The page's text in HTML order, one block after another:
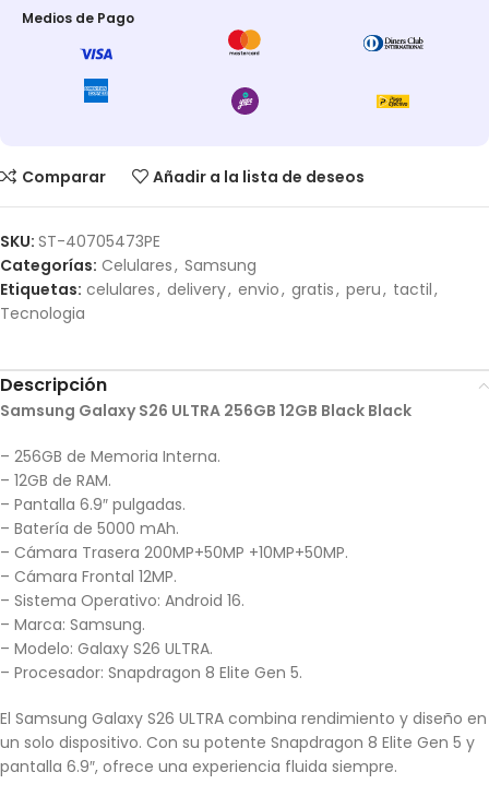
Medios de Pago
Comparar Añadir a la lista de deseos
SKU: ST-40705473PE
Categorías: Celulares, Samsung
Etiquetas: celulares, delivery, envio, gratis, peru, tactil,
Tecnologia
Descripción
Samsung Galaxy S26 ULTRA 256GB 12GB Black Black
– 256GB de Memoria Interna.
– 12GB de RAM.
– Pantalla 6.9″ pulgadas.
– Batería de 5000 mAh.
– Cámara Trasera 200MP+50MP +10MP+50MP.
– Cámara Frontal 12MP.
– Sistema Operativo: Android 16.
– Marca: Samsung.
– Modelo: Galaxy S26 ULTRA.
– Procesador: Snapdragon 8 Elite Gen 5.
El Samsung Galaxy S26 ULTRA combina rendimiento y diseño en
un solo dispositivo. Con su potente Snapdragon 8 Elite Gen 5 y
pantalla 6.9″, ofrece una experiencia fluida siempre.